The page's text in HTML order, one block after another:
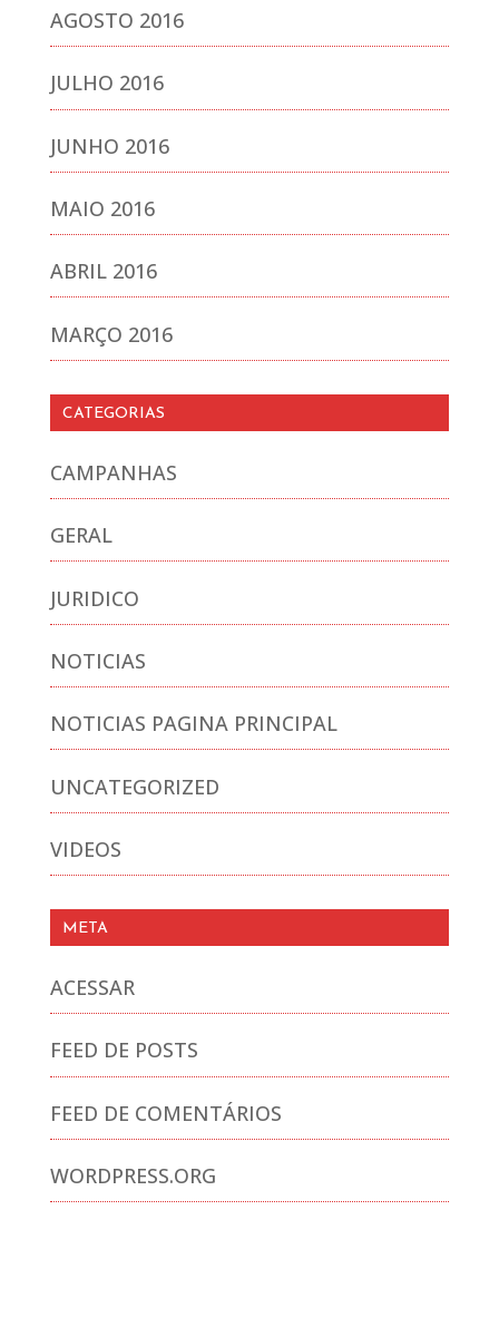
AGOSTO 2016
JULHO 2016
JUNHO 2016
MAIO 2016
ABRIL 2016
MARÇO 2016
CATEGORIAS
CAMPANHAS
GERAL
JURIDICO
NOTICIAS
NOTICIAS PAGINA PRINCIPAL
UNCATEGORIZED
VIDEOS
META
ACESSAR
FEED DE POSTS
FEED DE COMENTÁRIOS
WORDPRESS.ORG